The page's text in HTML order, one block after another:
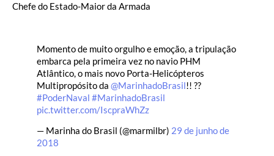
Chefe do Estado-Maior da Armada
Momento de muito orgulho e emoção, a tripulação
embarca pela primeira vez no navio PHM
Atlântico, o mais novo Porta-Helicópteros
Multipropósito da @MarinhadoBrasil!! ??
#PoderNaval #MarinhadoBrasil
pic.twitter.com/IscpraWhZz
— Marinha do Brasil (@marmilbr) 29 de junho de
2018